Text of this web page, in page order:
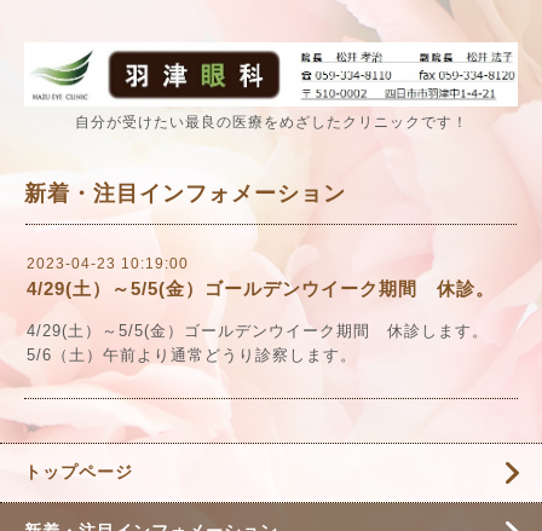
自分が受けたい最良の医療をめざしたクリニックです！
新着・注目インフォメーション
2023-04-23 10:19:00
4/29(土）～5/5(金）ゴールデンウイーク期間 休診。
4/29(土）～5/5(金）ゴールデンウイーク期間 休診します。
5/6（土）午前より通常どうり診察します。
トップページ